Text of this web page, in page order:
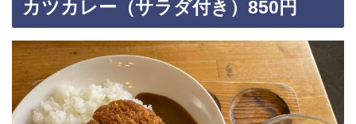
カツカレー（サラダ付き）850円